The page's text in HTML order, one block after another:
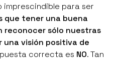
imprescindible para ser
que tener una buena
sólo nuestras
visión positiva de
correcta es NO. Tan